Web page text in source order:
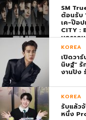
SM
ต้อนรับ
เค-ป๊อป
CITY :
มกราค
ตอบรับ
ทุกที่นั่ง
KOREA
เปิดวา
นิษฐ์” รั
งานปัง
KOREA
รับแล้ว
หนึ่ง